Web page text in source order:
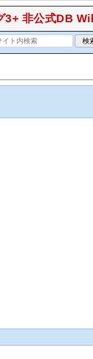
3+ 非公式DB